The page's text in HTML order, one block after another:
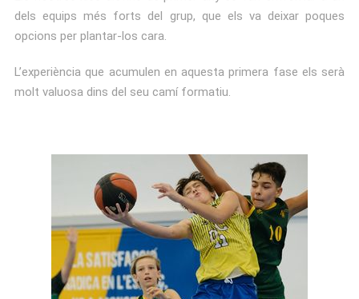
dels equips més forts del grup, que els va deixar poques
opcions per plantar-los cara.
L’experiència que acumulen en aquesta primera fase els serà
molt valuosa dins del seu camí formatiu.